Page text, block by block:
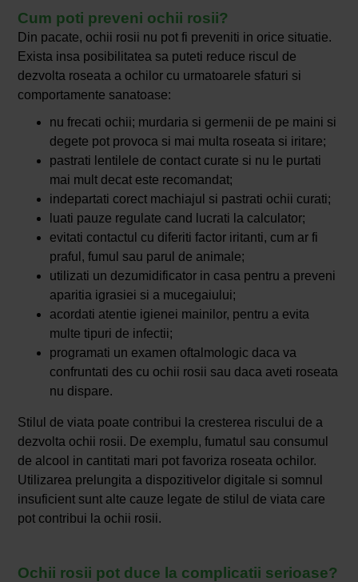
Cum poti preveni ochii rosii?
Din pacate, ochii rosii nu pot fi preveniti in orice situatie.
Exista insa posibilitatea sa puteti reduce riscul de
dezvolta roseata a ochilor cu urmatoarele sfaturi si
comportamente sanatoase:
nu frecati ochii; murdaria si germenii de pe maini si
degete pot provoca si mai multa roseata si iritare;
pastrati lentilele de contact curate si nu le purtati
mai mult decat este recomandat;
indepartati corect machiajul si pastrati ochii curati;
luati pauze regulate cand lucrati la calculator;
evitati contactul cu diferiti factor iritanti, cum ar fi
praful, fumul sau parul de animale;
utilizati un dezumidificator in casa pentru a preveni
aparitia igrasiei si a mucegaiului;
acordati atentie igienei mainilor, pentru a evita
multe tipuri de infectii;
programati un examen oftalmologic daca va
confruntati des cu ochii rosii sau daca aveti roseata
nu dispare.
Stilul de viata poate contribui la cresterea riscului de a
dezvolta ochii rosii. De exemplu, fumatul sau consumul
de alcool in cantitati mari pot favoriza roseata ochilor.
Utilizarea prelungita a dispozitivelor digitale si somnul
insuficient sunt alte cauze legate de stilul de viata care
pot contribui la ochii rosii.
Ochii rosii pot duce la complicatii serioase?